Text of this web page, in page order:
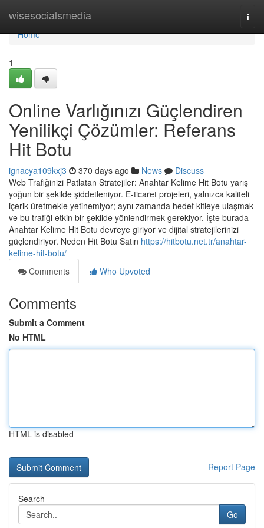
wisesocialsmedia
Home
Home
1
Online Varlığınızı Güçlendiren
Yenilikçi Çözümler: Referans
Hit Botu
ignacya109kxj3 370 days ago News
Discuss
Web Trafiğinizi Patlatan Stratejiler: Anahtar Kelime Hit Botu yarış
yoğun bir şekilde şiddetleniyor. E-ticaret projeleri, yalnızca kaliteli
içerik üretmekle yetinemiyor; aynı zamanda hedef kitleye ulaşmak
ve bu trafiği etkin bir şekilde yönlendirmek gerekiyor. İşte burada
Anahtar Kelime Hit Botu devreye giriyor ve dijital stratejilerinizi
güçlendiriyor. Neden Hit Botu Satın https://hitbotu.net.tr/anahtar-
kelime-hit-botu/
Comments
Who Upvoted
Comments
Submit a Comment
No HTML
HTML is disabled
Report Page
Search
Go